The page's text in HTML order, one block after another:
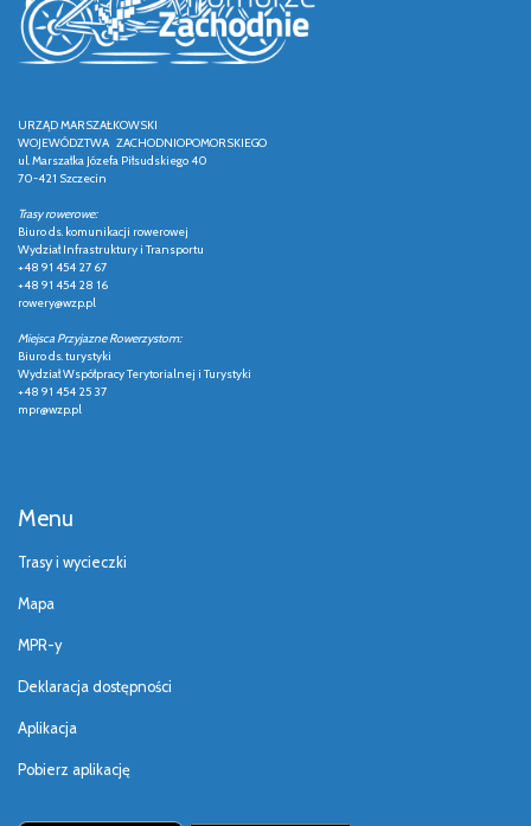
URZĄD MARSZAŁKOWSKI
WOJEWÓDZTWA ZACHODNIOPOMORSKIEGO
ul. Marszałka Józefa Piłsudskiego 40
70-421 Szczecin
Trasy rowerowe:
Biuro ds. komunikacji rowerowej
Wydział Infrastruktury i Transportu
+48 91 454 27 67
+48 91 454 28 16
rowery@wzp.pl
Miejsca Przyjazne Rowerzystom:
Biuro ds. turystyki
Wydział Współpracy Terytorialnej i Turystyki
+48 91 454 25 37
mpr@wzp.pl
Menu
Trasy i wycieczki
Mapa
MPR-y
Deklaracja dostępności
Aplikacja
Pobierz aplikację